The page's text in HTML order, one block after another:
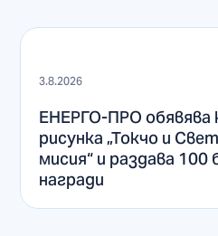
3.8.2026
ЕНЕРГО-ПРО обявява
рисунка „Токчо и
мисия“ и раздава
награди